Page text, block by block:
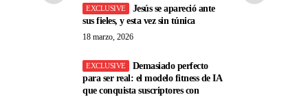
Jesús se apareció ante
sus fieles, y esta vez sin túnica
18 marzo, 2026
Demasiado perfecto
para ser real: el modelo fitness de IA
que conquista suscriptores con